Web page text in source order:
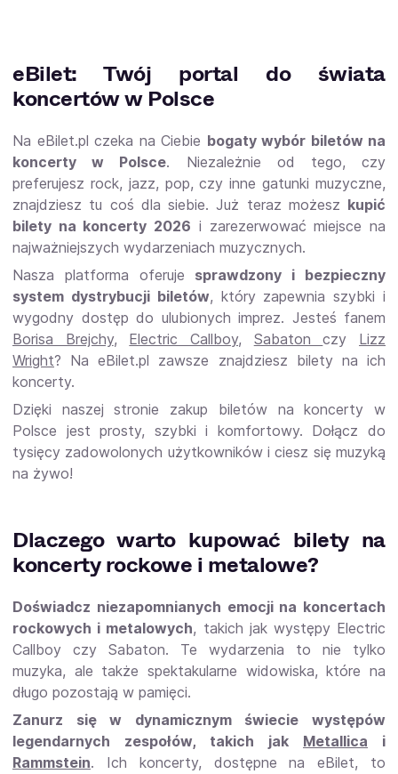
eBilet: Twój portal do świata
koncertów w Polsce
Na eBilet.pl czeka na Ciebie bogaty wybór biletów na
koncerty w Polsce. Niezależnie od tego, czy
preferujesz rock, jazz, pop, czy inne gatunki muzyczne,
znajdziesz tu coś dla siebie. Już teraz możesz kupić
bilety na koncerty 2026 i zarezerwować miejsce na
najważniejszych wydarzeniach muzycznych.
Nasza platforma oferuje sprawdzony i bezpieczny
system dystrybucji biletów, który zapewnia szybki i
wygodny dostęp do ulubionych imprez. Jesteś fanem
Borisa Brejchy, Electric Callboy, Sabatonczy Lizz
Wright? Na eBilet.pl zawsze znajdziesz bilety na ich
koncerty.
Dzięki naszej stronie zakup biletów na koncerty w
Polsce jest prosty, szybki i komfortowy. Dołącz do
tysięcy zadowolonych użytkowników i ciesz się muzyką
na żywo!
Dlaczego warto kupować bilety na
koncerty rockowe i metalowe?
Doświadcz niezapomnianych emocji na koncertach
rockowych i metalowych, takich jak występy Electric
Callboy czy Sabaton. Te wydarzenia to nie tylko
muzyka, ale także spektakularne widowiska, które na
długo pozostają w pamięci.
Zanurz się w dynamicznym świecie występów
legendarnych zespołów, takich jak Metallica i
Rammstein. Ich koncerty, dostępne na eBilet, to